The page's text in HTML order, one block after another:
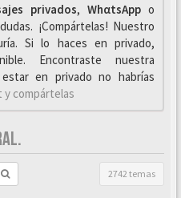
privados, WhαtsAppo
¡Compártelas! Nuestro
Si lo haces en privado,
Encontraste nuestra
en privado no habrías
y compártelas
2742 temas